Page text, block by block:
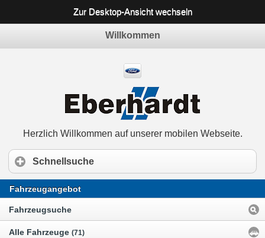
Zur Desktop-Ansicht wechseln
Willkommen
Herzlich Willkommen auf unserer mobilen Webseite.
Schnellsuche
Fahrzeugangebot
Fahrzeugsuche
Alle Fahrzeuge (71)